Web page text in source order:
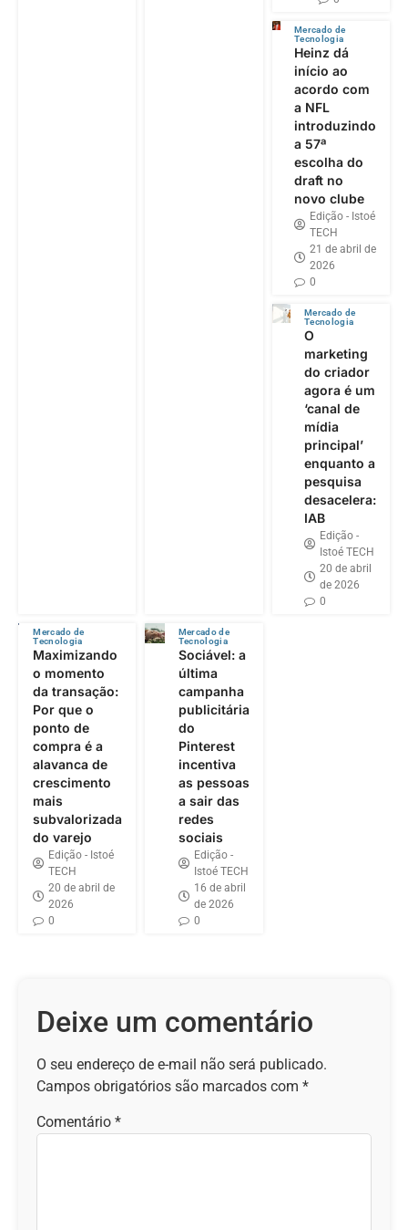
Mercado de
Tecnologia
Heinz dá
início ao
acordo com
a NFL
introduzindo
a 57ª
escolha do
draft no
novo clube
Edição - Istoé
TECH
21 de abril de
2026
0
Mercado de
Tecnologia
O
marketing
do criador
agora é um
‘canal de
mídia
principal’
enquanto a
pesquisa
desacelera:
IAB
Edição -
Istoé TECH
20 de abril
de 2026
0
Mercado de
Tecnologia
Maximizando
o momento
da transação:
Por que o
ponto de
compra é a
alavanca de
crescimento
mais
subvalorizada
do varejo
Edição - Istoé
TECH
20 de abril de
2026
0
Mercado de
Tecnologia
Sociável: a
última
campanha
publicitária
do
Pinterest
incentiva
as pessoas
a sair das
redes
sociais
Edição -
Istoé TECH
16 de abril
de 2026
0
Deixe um comentário
O seu endereço de e-mail não será publicado.
Campos obrigatórios são marcados com *
Comentário *